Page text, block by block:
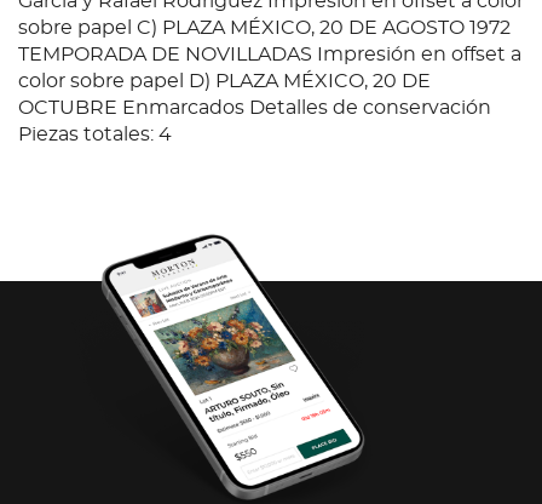
sobre papel C) PLAZA MÉXICO, 20 DE AGOSTO 1972
TEMPORADA DE NOVILLADAS Impresión en offset a
color sobre papel D) PLAZA MÉXICO, 20 DE
OCTUBRE Enmarcados Detalles de conservación
Piezas totales: 4